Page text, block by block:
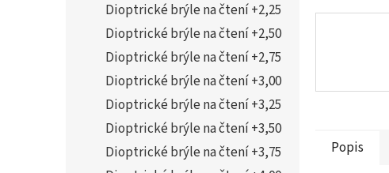
Dioptrické brýle na čtení +2,25
Dioptrické brýle na čtení +2,50
Dioptrické brýle na čtení +2,75
Dioptrické brýle na čtení +3,00
Dioptrické brýle na čtení +3,25
Dioptrické brýle na čtení +3,50
Dioptrické brýle na čtení +3,75
Popis